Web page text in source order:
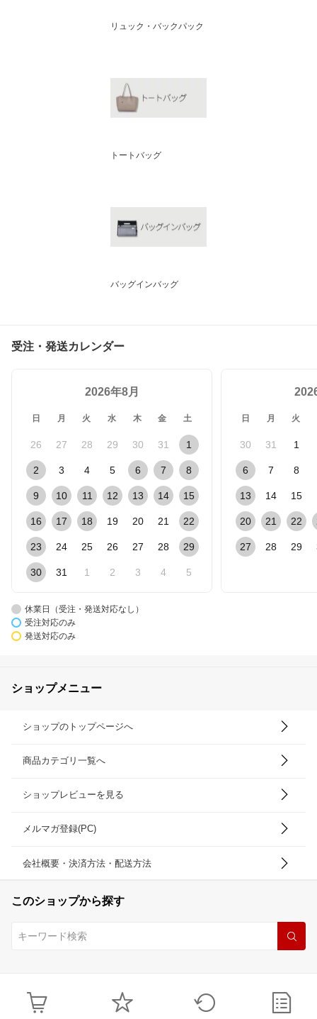
リュック・バックパック
トートバッグ
バッグインバッグ
受注・発送カレンダー
2026年8月
日 月 火 水 木 金 土
26 27 28 29 30 31 1
2 3 4 5 6 7 8
9 10 11 12 13 14 15
16 17 18 19 20 21 22
23 24 25 26 27 28 29
30 31 1 2 3 4 5
日 月 火
30 31 1
6 7 8
13 14 15
20 21 22
27 28 29
休業日（受注・発送対応なし）
受注対応のみ
発送対応のみ
ショップメニュー
ショップのトップページへ
商品カテゴリ一覧へ
ショップレビューを見る
メルマガ登録(PC)
会社概要・決済方法・配送方法
このショップから探す